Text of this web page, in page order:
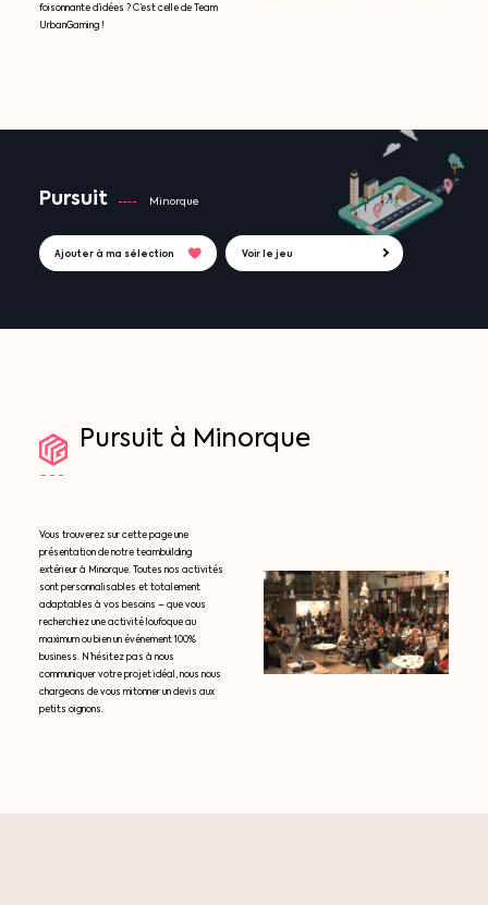
foisonnante d’idées ? C’est celle de Team
UrbanGaming !
Pursuit Minorque
Ajouter à ma sélection Voir le jeu
Pursuit à Minorque
Vous trouverez sur cette page une
présentation de notre teambuilding
extérieur à Minorque. Toutes nos activités
sont personnalisables et totalement
adaptables à vos besoins – que vous
recherchiez une activité loufoque au
maximum ou bien un événement 100%
business. N’hésitez pas à nous
communiquer votre projet idéal, nous nous
chargeons de vous mitonner un devis aux
petits oignons.